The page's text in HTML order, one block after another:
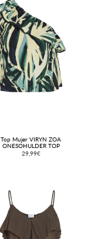
Top Mujer VIRYN ZOA
ONESOHULDER TOP
29,99€